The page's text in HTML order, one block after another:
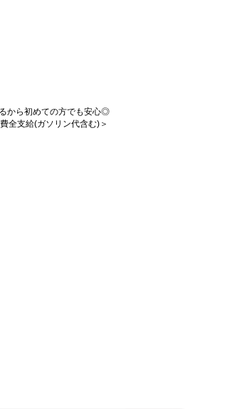
から初めての方でも安心◎
全支給(ガソリン代含む)＞